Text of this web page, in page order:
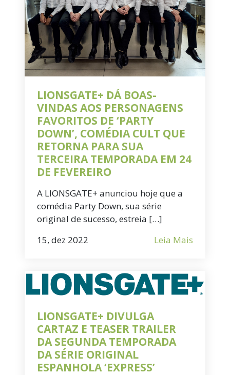
LIONSGATE+ DÁ BOAS-
VINDAS AOS PERSONAGENS
FAVORITOS DE ‘PARTY
DOWN’, COMÉDIA CULT QUE
RETORNA PARA SUA
TERCEIRA TEMPORADA EM 24
DE FEVEREIRO
A LIONSGATE+ anunciou hoje que a
comédia Party Down, sua série
original de sucesso, estreia […]
15, dez 2022
Leia Mais
LIONSGATE+ DIVULGA
CARTAZ E TEASER TRAILER
DA SEGUNDA TEMPORADA
DA SÉRIE ORIGINAL
ESPANHOLA ‘EXPRESS’